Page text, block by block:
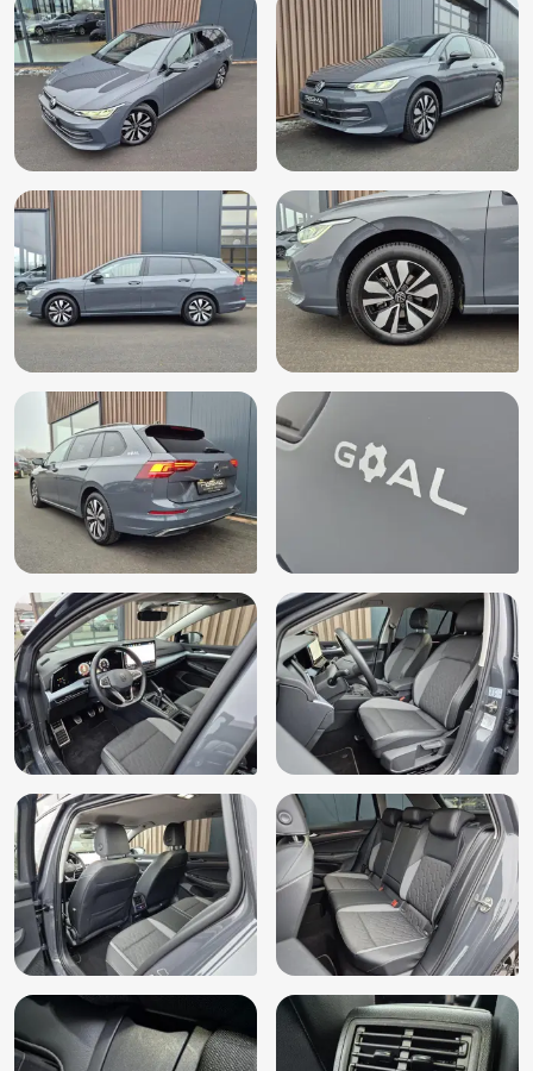
Kruisend verkeer detectie
LED achterlichten
Lederen stuurwiel
Lendesteunen (verstelbaar)
Multimedia-voorbereiding
Multimedia scherm klein
Onderhoudsboekje (digitaal)
Parkeer assistent
Parkeersensor achter
Parkeersensor voor
Passagiersairbag
Rijstrooksensor met correctie
Sportstoelen
Start/stop systeem
Stuurbekrachtiging snelheidsafhankelijk
Stuurwiel multifunctioneel
Stuurwiel verwarmd
Verkeersbord detectie
Verlichte grille/strip
Vermoeidheids herkenning
Volledig digitaal instrumentenpaneel
Volledige dealeronderhoudshistorie beschikbaar
Voorstoelen in hoogte verstelbaar
Zij airbag(s) voor
Zijruiten achter en achterruit getint, 65% lichtabsorberend
(4KF)
RDW-leges